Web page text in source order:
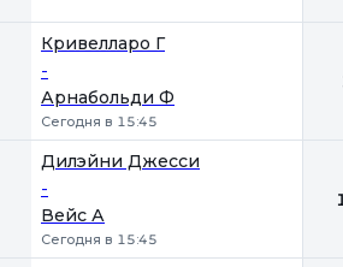
Кривелларо Г
-
Арнабольди Ф
Сегодня в 15:45
Дилэйни Джесси
-
Вейс А
Сегодня в 15:45